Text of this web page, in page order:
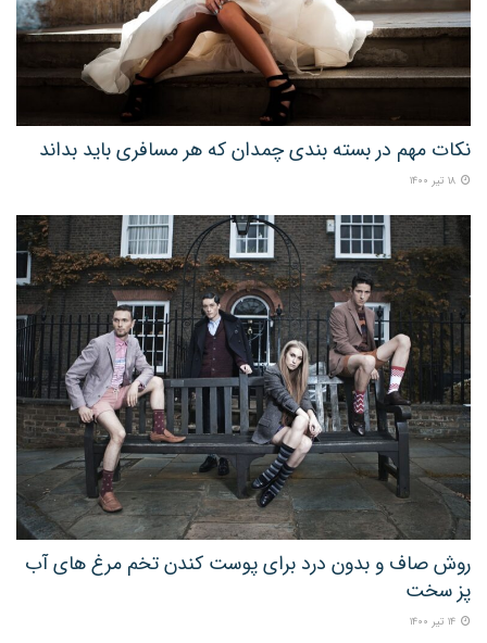
نکات مهم در بسته بندی چمدان که هر مسافری باید بداند
روش صاف و بدون درد برای پوست کندن تخم مرغ های آب
پز سخت